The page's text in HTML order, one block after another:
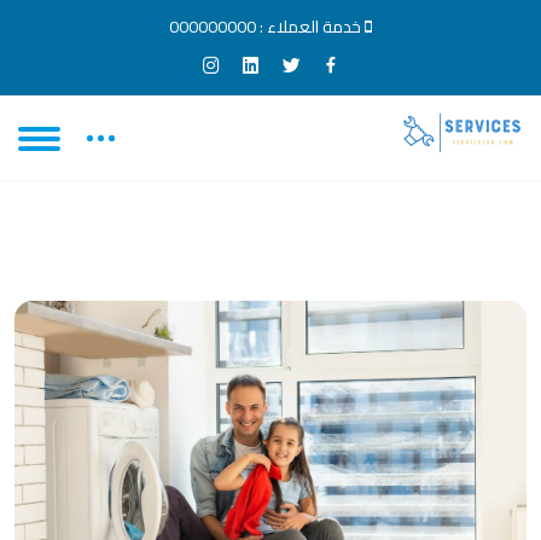
خدمة العملاء :000000000